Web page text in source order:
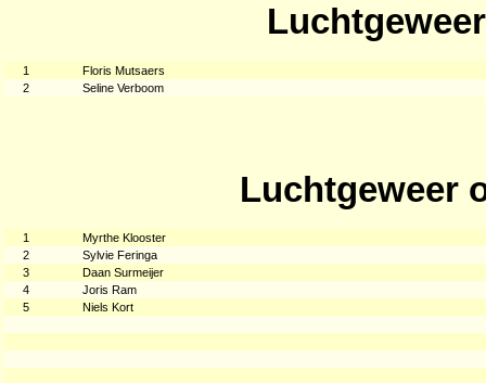
1
Floris Mutsaers
2
Seline Verboom
Luchtgeweer
1
Myrthe Klooster
2
Sylvie Feringa
3
Daan Surmeijer
4
Joris Ram
5
Niels Kort